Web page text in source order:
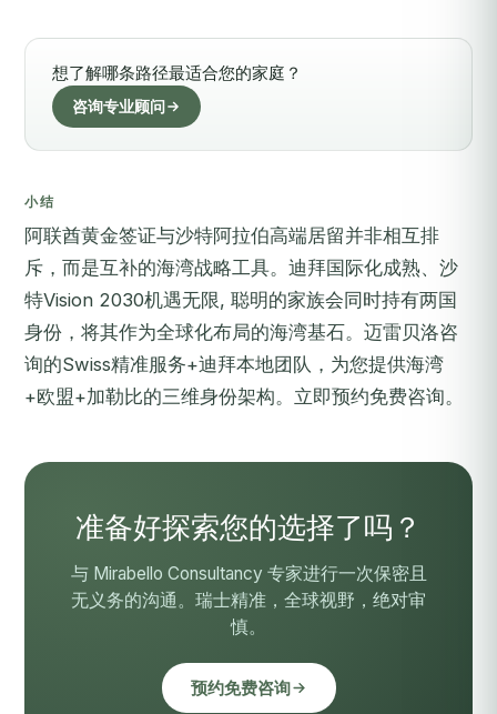
想了解哪条路径最适合您的家庭？
咨询专业顾问
小结
阿联酋黄金签证与沙特阿拉伯高端居留并非相互排
斥，而是互补的海湾战略工具。迪拜国际化成熟、沙
特Vision 2030机遇无限, 聪明的家族会同时持有两国
身份，将其作为全球化布局的海湾基石。迈雷贝洛咨
询的Swiss精准服务+迪拜本地团队，为您提供海湾
+欧盟+加勒比的三维身份架构。 立即预约免费咨询。
准备好探索您的选择了吗？
与 Mirabello Consultancy 专家进行一次保密且
无义务的沟通。瑞士精准，全球视野，绝对审
慎。
预约免费咨询